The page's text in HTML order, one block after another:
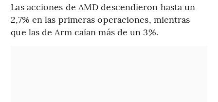
Las acciones de AMD descendieron hasta un
2,7% en las primeras operaciones, mientras
que las de Arm caían más de un 3%.